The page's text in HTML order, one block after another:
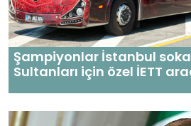
Şampiyonlar İstanbul
Sultanları için özel İETT